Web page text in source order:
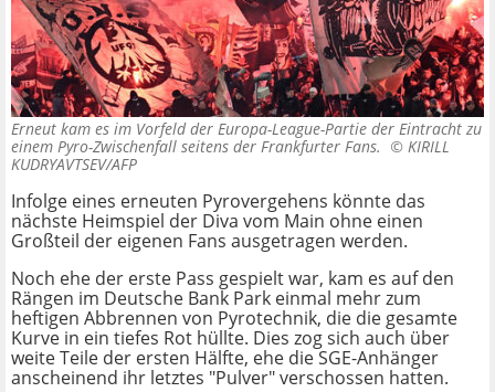
Erneut kam es im Vorfeld der Europa-League-Partie der Eintracht zu
einem Pyro-Zwischenfall seitens der Frankfurter Fans. © KIRILL
KUDRYAVTSEV/AFP
Infolge eines erneuten Pyrovergehens könnte das
nächste Heimspiel der Diva vom Main ohne einen
Großteil der eigenen Fans ausgetragen werden.
Noch ehe der erste Pass gespielt war, kam es auf den
Rängen im Deutsche Bank Park einmal mehr zum
heftigen Abbrennen von Pyrotechnik, die die gesamte
Kurve in ein tiefes Rot hüllte. Dies zog sich auch über
weite Teile der ersten Hälfte, ehe die SGE-Anhänger
anscheinend ihr letztes "Pulver" verschossen hatten.